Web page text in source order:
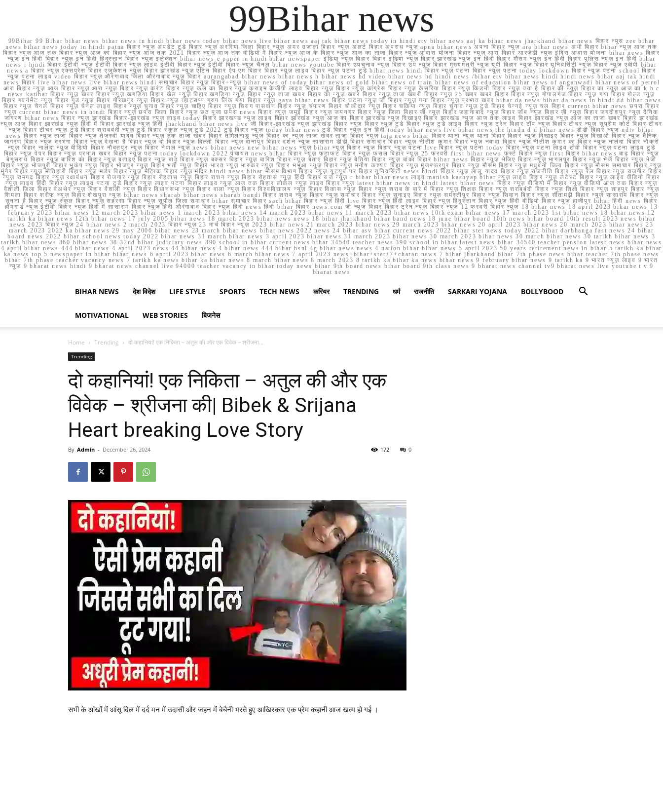
99Bihar news
99Bihar 99 Bihar bihar news bihar news in hindi bihar news today bihar news live bihar news aaj tak bihar news today in hindi etv bihar news aaj ka bihar news jharkhand bihar news बिहार न्यूस zee bihar
news bihar news today in hindi patna बिहार न्यूज़ अपडेट टुडे बिहार न्यूज़ अररिया जिला बिहार न्यूज़ अमर उजाला बिहार न्यूज़ अलर्ट बिहार अपराध न्यूज़ apna bihar news अपना बिहार न्यूज़ ara bihar news अभी बिहार bihar न्यूज़ आज तक
बिहार न्यूज़ आज तक बिहार न्यूज़ आज का बिहार न्यूज़ आज तक 2021 बिहार न्यूज़ आज तक वीडियो में बिहार न्यूज़ आज के बिहार न्यूज़ आज का ताजा बिहार न्यूज़ आवास योजना बिहार न्यूज़ आरा बिहार आरजेडी न्यूज़ इंदिरा आवास योजना bihar news बिहार
न्यूज़ इन हिंदी बिहार न्यूज़ इन हिंदी हिंदुस्तान बिहार न्यूज़ इलेक्शन bihar news e paper in hindi bihar newspaper इंडिया न्यूज़ बिहार बिहार इंडिया न्यूज़ बिहार झारखंड न्यूज़ इन हिंदी बिहार मौसम न्यूज़ इन हिंदी बिहार पुलिस न्यूज़ इन हिंदी bihar
news i hindi बिहार ईटीवी न्यूज़ ईटीवी बिहार न्यूज़ लाइव ईटीवी बिहार न्यूज़ ईटीवी बिहार न्यूज़ चैनल bihar news youtube बिहार उपचुनाव न्यूज़ बिहार उप न्यूज़ बिहार मुख्यमंत्री न्यूज़ यूपी बिहार न्यूज़ बिहार यूनिवर्सिटी न्यूज़ बिहार न्यूज़ एबीपी bihar
news a बिहार न्यूज़ एक्सप्रेस बिहार एजुकेशन न्यूज़ बिहार झारखंड न्यूज़ एटिन बिहार ऐप एम बिहार बिहार न्यूज़ लाइव बिहार न्यूज़ पटना टुडे bihar news hindi बिहार न्यूज़ पटना बिहार न्यूज़ पटना today lockdown बिहार न्यूज़ पटना school बिहार
न्यूज़ पटना लाइव video बिहार न्यूज़ औरंगाबाद जिला औरंगाबाद न्यूज़ बिहार aurangabad bihar news bihar news h bihar news hd video bihar news hd hindi news /bihar etv bihar news hindi hindi news bihar aaj tak hindi
news बिहार live bihar news live bihar news hindi समाचार बिहार न्यूज़ बिहार+न्यूज़ bihar news of today bihar news of gold bihar news of train bihar news of education bihar news of anganwadi bihar news of petrol
आरा बिहार न्यूज़ आज बिहार न्यूज़ आरा न्यूज़ बिहार न्यूज़ करंट बिहार न्यूज़ कल का बिहार न्यूज़ क्राइम केजीपी लाइव बिहार न्यूज़ बिहार न्यूज़ कांग्रेस बिहार न्यूज़ केसरिया बिहार न्यूज़ किडनी बिहार न्यूज़ क्या है बिहार की न्यूज़ बिहार का न्यूज़ आज का k b c
news katihar बिहार न्यूज़ खबर बिहार न्यूज़ खगड़िया बिहार खेल न्यूज़ बिहार खगड़िया न्यूज़ बिहार न्यूज़ ताजा खबर बिहार का न्यूज़ खबर बिहार न्यूज़ ताजा खबरी बिहार न्यूज़ 25 खबर खबर बिहार बिहार न्यूज़ गोपालगंज बिहार न्यूज़ गया बिहार गोल्ड न्यूज़
बिहार गवर्नमेंट न्यूज़ बिहार गुड न्यूज़ बिहार गोरखपुर न्यूज़ बिहार न्यूज़ व्हाट्सप्प ग्रुप लिंक गया बिहार न्यूज़ gaya bihar news बिहार घटना न्यूज़ जी बिहार न्यूज़ गया बिहार न्यूज़ प्रभात खबर bihar da news bihar da news in hindi dd bihar news
बिहार न्यूज़ चैनल बिहार न्यूज़ चैनल लाइव बिहार न्यूज़ चुनाव बिहार न्यूज़ चाहिए बिहार न्यूज़ चिराग पासवान बिहार न्यूज़ चंपारण बिहार चौकीदार न्यूज़ बिहार चकिया न्यूज़ बिहार चुनाव न्यूज़ टुडे बिहार चेन्नई न्यूज़ चल बिहार current bihar news छपरा बिहार
न्यूज़ current bihar news in hindi बिहार न्यूज़ छपरा जिला बिहार न्यूज़ छठ पूजा छपरा news बिहार न्यूज़ जमुई बिहार न्यूज़ जयनगर बिहार न्यूज़ जिला बिहार जी न्यूज़ बिहार जहानाबाद न्यूज़ बिहार जॉब न्यूज़ बिहार ज़ी न्यूज़ बिहार जगदीशपुर न्यूज़ दैनिक
जागरण bihar news बिहार न्यूज़ झारखंड बिहार-झारखंड न्यूज़ लाइव today बिहार झारखण्ड न्यूज़ लाइव बिहार झारखंड न्यूज़ आज का बिहार झारखंड न्यूज़ दिखाइए बिहार झारखंड न्यूज़ आज तक लाइव बिहार झारखंड न्यूज़ आज का ताजा खबर बिहार झारखंड
न्यूज़ आज बिहार झारखंड न्यूज़ हिंदी में बिहार झारखंड न्यूज़ हिंदी jharkhand bihar news live जी बिहार-झारखंड न्यूज़ झारखंड बिहार न्यूज़ बिहार न्यूज़ टुडे बिहार न्यूज़ टुडे लाइव बिहार न्यूज़ ट्रेन बिहार टॉप न्यूज़ बिहार टीचर न्यूज़ सुप्रीम कोर्ट बिहार टीचर
न्यूज़ बिहार टीचर न्यूज़ टुडे बिहार शराबबंदी न्यूज़ टुडे बिहार स्कूल न्यूज़ टुडे 2022 टुडे बिहार न्यूज़ today bihar news टुडे बिहार न्यूज़ इन हिंदी today bihar news live bihar news the hindu d d bihar news डीडी बिहार न्यूज़ ndtv bihar
news बिहार न्यूज़ ताजा बिहार न्यूज़ तेजस्वी यादव बिहार न्यूज़ तक ताजा खबर बिहार तमिलनाडु न्यूज़ बिहार का न्यूज़ ताजा खबर ताजा बिहार न्यूज़ taja news bihar बिहार थाना न्यूज़ थाना बिहार बिहार न्यूज़ दिखाइए बिहार न्यूज़ दिखाओ बिहार न्यूज़ दैनिक
जागरण बिहार न्यूज़ दरभंगा बिहार न्यूज़ देखना है बिहार न्यूज़ दो बिहार न्यूज़ दिल्ली बिहार न्यूज़ दानापुर बिहार दर्शन न्यूज़ सासाराम डीडी बिहार समाचार बिहार न्यूज़ नीतीश कुमार बिहार न्यूज़ नवादा बिहार न्यूज़ नीतीश कुमार का बिहार न्यूज़ नालंदा बिहार नौकरी
न्यूज़ बिहार नालंदा न्यूज़ वीडियो बिहार नौबतपुर न्यूज़ बिहार नेपाल न्यूज़ news bihar news new bihar news न्यूज़ bihar न्यूज़ बिहार न्यूज़ बिहार न्यूज़ पटना live बिहार न्यूज़ पटना today बिहार न्यूज़ पटना लाइव टीवी बिहार न्यूज़ पटना लाइव टुडे
बिहार न्यूज़ पेपर बिहार न्यूज़ प्रभात खबर बिहार न्यूज़ पटना today lockdown 2022 पंचायत news bihar बिहार न्यूज़ फटाफट बिहार न्यूज़ फसल बिहार न्यूज़ 25 फरवरी first bihar news फर्स्ट बिहार न्यूज़ first बिहार bihar news बाढ़ बिहार न्यूज़
बेगूसराय बिहार न्यूज़ बारिश का बिहार न्यूज़ बताइए बिहार न्यूज़ बाढ़ बिहार न्यूज़ बक्सर बिहार न्यूज़ बारिश बिहार न्यूज़ बताएं बिहार न्यूज़ बेतिया बिहार न्यूज़ बांका बिहार bihar news बिहार न्यूज़ भेजिए बिहार न्यूज़ भागलपुर बिहार न्यूज़ भेजें बिहार न्यूज़ भेजो
बिहार न्यूज़ भोजपुरी बिहार भूकंप न्यूज़ बिहार भोजपुर न्यूज़ बिहार भर्ती न्यूज़ बिहार भारत न्यूज़ भास्कर न्यूज़ बिहार भभुआ न्यूज़ बिहार न्यूज़ मनीष कश्यप बिहार न्यूज़ मुजफ्फरपुर बिहार न्यूज़ मौसम बिहार न्यूज़ मधुबनी जिला बिहार न्यूज़ मौसम समाचार बिहार न्यूज़
मुंगेर बिहार न्यूज़ मोतिहारी बिहार न्यूज़ मर्डर बिहार न्यूज़ मैट्रिक बिहार न्यूज़ मंदिर hindi news bihar मौसम विभाग बिहार न्यूज़ यूट्यूब पर बिहार यूनिवर्सिटी news hindi बिहार न्यूज़ लालू यादव बिहार न्यूज़ राजनीति बिहार न्यूज़ रेल बिहार न्यूज़ राजगीर बिहार
न्यूज़ रामगढ़ बिहार न्यूज़ रक्षाबंधन बिहार रोजगार न्यूज़ बिहार रोहतास न्यूज़ बिहार राशन न्यूज़ बिहार रोहतास न्यूज़ हिंदी बिहार राज न्यूज़ r bihar bihar news लाइव manish kashyap bihar न्यूज़ लाइव बिहार न्यूज़ लेटेस्ट बिहार न्यूज़ लाइव वीडियो बिहार
न्यूज़ लाइव हिंदी बिहार न्यूज़ लाइव पटना टुडे बिहार न्यूज़ लाइव पटना बिहार लाइव न्यूज़ आज तक बिहार लोकल न्यूज़ लाइव बिहार न्यूज़ latest bihar news in hindi latest bihar news बिहार न्यूज़ वीडियो में बिहार न्यूज़ वीडियो आज तक बिहार न्यूज़
वैशाली जिला बिहार वेअथेर न्यूज़ बिहार वैशाली न्यूज़ बिहार विधानसभा न्यूज़ बिहार वाला न्यूज़ बिहार विश्वविद्यालय न्यूज़ बिहार विकास न्यूज़ बिहार न्यूज़ शराब के बारे में बिहार न्यूज़ शिक्षक बिहार न्यूज़ शराबबंदी बिहार न्यूज़ शिक्षा बिहार न्यूज़ शाहपुर बिहार न्यूज़
शिमला बिहार शरीफ न्यूज़ बिहार शेखपुरा न्यूज़ bihar news sharab bihar news sharab bandi बिहार शराब न्यूज़ बिहार न्यूज़ समाचार बिहार न्यूज़ सुनाइए बिहार न्यूज़ समस्तीपुर बिहार न्यूज़ सिवान बिहार न्यूज़ सीतामढ़ी बिहार न्यूज़ सासाराम बिहार न्यूज़
सुनना है बिहार न्यूज़ स्कूल बिहार न्यूज़ सहरसा बिहार न्यूज़ सुपौल जिला समाचार bihar समाचार बिहार sach bihar बिहार न्यूज़ हिंदी live बिहार न्यूज़ हिंदी लाइव बिहार न्यूज़ हिंदुस्तान बिहार न्यूज़ हिंदी वीडियो बिहार न्यूज़ हाजीपुर bihar हिंदी news बिहार
होमगार्ड न्यूज़ ईटीवी बिहार न्यूज़ हिंदी में सासाराम बिहार न्यूज़ हिंदी औरंगाबाद बिहार न्यूज़ हिंदी news हिंदी bihar बिहार news.com जी न्यूज बिहार बिहार ट्रेन न्यूज़ बिहार न्यूज़ 12 फरवरी बिहार न्यूज़ 18 bihar news 18 april 2023 bihar news 13
february 2023 bihar news 12 march 2023 bihar news 1 march 2023 bihar news 14 march 2023 bihar news 11 march 2023 bihar news 10th exam bihar news 17 march 2023 1st bihar news 18 bihar news 12
tarikh ka bihar news 12th bihar news 17 july 2005 bihar news 18 march 2023 bihar news news 18 bihar jharkhand bihar band news 18 june bihar board 10th news bihar board 10th result 2023 news bihar
news 2023 बिहार न्यूज़ 24 bihar news 2 march 2023 बिहार न्यूज़ 23 मार्च बिहार न्यूज़ 2023 bihar news 21 march 2023 bihar news 29 march 2023 bihar news 20 april 2023 bihar news 20 march 2023 bihar news 23
march 2023 2022 ka bihar news 29 may 2006 bihar news 23 march bihar news bihar news 2022 news 24 bihar asv bihar current news 2022 bihar stet news today 2022 bihar darbhanga fast news 24 bihar
board news 2022 bihar school news today 2022 bihar news 31 march bihar news 3 april 2023 bihar news 31 march 2023 bihar news 30 march 2023 bihar news 30 march bihar news 30 tarikh bihar news 3
tarikh bihar news 360 bihar news 38 32nd bihar judiciary news 390 school in bihar current news bihar 34540 teacher news 390 school in bihar latest news bihar 34540 teacher pension latest news bihar news
4 april bihar news 444 bihar news 4 april 2023 news 44 bihar news 4 bihar news 444 bihar bsnl 4g bihar news news 4 nation bihar bihar news 5 april 2023 50 years retirement news in bihar 5 tarikh ka bihar
ka news top 5 newspaper in bihar bihar news 6 april 2023 bihar news 6 march bihar news 7 april 2023 news+bihar+stet+7+charan news 7 bihar jharkhand bihar 7th phase news bihar teacher 7th phase news
bihar 7th phase teacher vacancy news 7 tarikh ka news bihar ka bihar news 8 march bihar news 8 march 2023 8 tarikh ka bihar ka news bihar news 9 february bihar news 9 tarikh ka 9 भारत न्यूज़ लाइव 9 भारत
न्यूज़ 9 bharat news hindi 9 bharat news channel live 94000 teacher vacancy in bihar today news bihar 9th board news bihar board 9th class news 9 bharat news channel tv9 bharat news live youtube t v 9
bharat news
BIHAR NEWS देश विदेश LIFE STYLE SPORTS TECH NEWS करियर TRENDING धर्म राजनीति SARKARI YOJANA BOLLYBOOD
MOTIVATIONAL WEB STORIES बिजनेस
Home Trending दो कहानियां! एक निकिता – अतुल की और एक विवेक – श्रीजना...
Trending
दो कहानियां! एक निकिता – अतुल की और एक
विवेक – श्रीजना की| Bibek & Srijana
Heart breaking Love Story
By Admin - December 26, 2024 0
172
सभी के आंखों में आंसू दिल में दर्द मन में उदासी और जहन में बेचैनी भरते हुए आखिरकार एक प्रेम कहानी आज खत्म हो गई ।